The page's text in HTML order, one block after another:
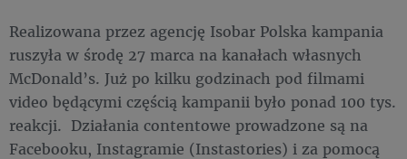
Realizowana przez agencję Isobar Polska kampania
ruszyła w środę 27 marca na kanałach własnych
McDonald’s. Już po kilku godzinach pod filmami
video będącymi częścią kampanii było ponad 100 tys.
reakcji. Działania contentowe prowadzone są na
Facebooku, Instagramie (Instastories) i za pomocą